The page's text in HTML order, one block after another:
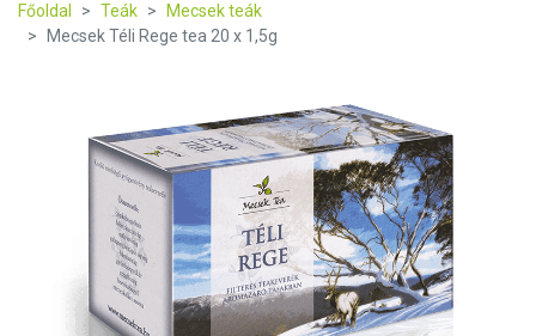
Főoldal Teák
Mecsek teák
Mecsek Téli Rege tea 20 x 1,5g